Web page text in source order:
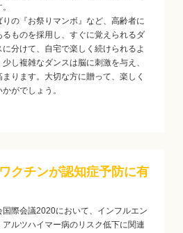
の『お祭りマンボ』など、高齢者に
ものを採用し、すぐに覚えられるダ
分けて、自宅で楽しく続けられるよ
し複雑なダンスは脳に刺激を与え、
ります。大切な方に贈って、楽しく
がでしょう。
クチンが認知症予防に有
際会議2020において、インフルエン
ルツハイマー病のリスク低下に関連